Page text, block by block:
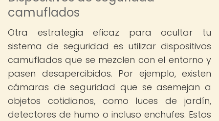
camuflados
Otra estrategia eficaz para ocultar tu
sistema de seguridad es utilizar dispositivos
camuflados que se mezclen con el entorno y
pasen desapercibidos. Por ejemplo, existen
cámaras de seguridad que se asemejan a
objetos cotidianos, como luces de jardín,
detectores de humo o incluso enchufes. Estos